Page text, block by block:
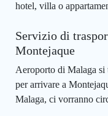
hotel, villa o
Servizio di
Montejaque
Aeroporto di Malaga si
per arrivare a
Malaga, ci vorranno